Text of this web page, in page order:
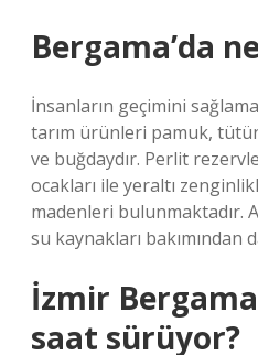
Bergama’da
İnsanların geçimini
tarım ürünleri pamuk,
ve buğdaydır. Perlit
ocakları ile yeraltı
madenleri bulunmaktadır.
su kaynakları bakımından
İzmir
saat sürüyor?